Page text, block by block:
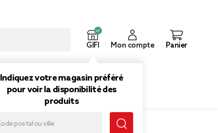
GIFI
Indiquez votre magasin préféré
pour voir la disponibilité des
produits
Mon compte Panier